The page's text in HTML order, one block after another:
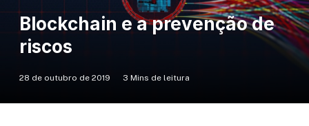
Blockchain e a prevenção de
riscos
28 de outubro de 2019 3 Mins de leitura